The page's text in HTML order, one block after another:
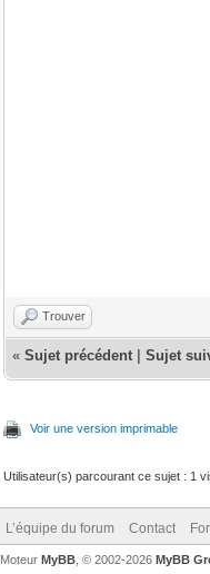
Trouver
«Sujet précédent |Sujet
Voir une version imprimable
Utilisateur(s) parcourant ce sujet : 1
L’équipe du forum Contact
Moteur MyBB, © 2002-2026 MyBB